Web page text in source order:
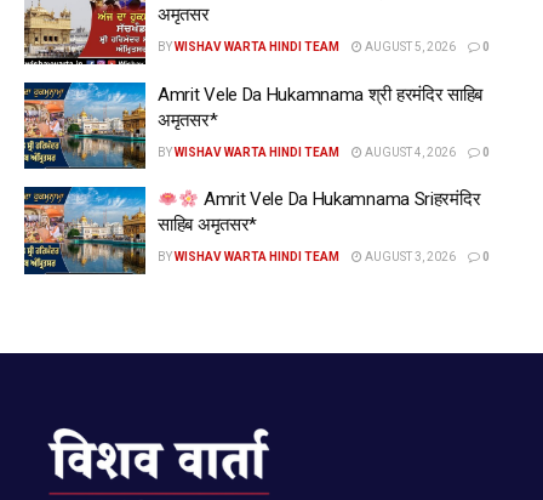
अमृतसर
BYWISHAV WARTA HINDI TEAM AUGUST 5, 2026 0
Amrit Vele Da Hukamnama श्री हरमंदिर साहिब
अमृतसर*
BYWISHAV WARTA HINDI TEAM AUGUST 4, 2026 0
Amrit Vele Da Hukamnama Sriहरमंदिर
साहिब अमृतसर*
BYWISHAV WARTA HINDI TEAM AUGUST 3, 2026 0